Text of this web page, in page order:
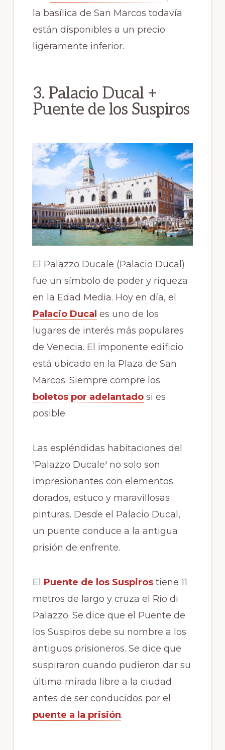
la basílica de San Marcos todavía
están disponibles a un precio
ligeramente inferior.
3. Palacio Ducal +
Puente de los Suspiros
El Palazzo Ducale (Palacio Ducal)
fue un símbolo de poder y riqueza
en la Edad Media. Hoy en día, el
Palacio Ducal es uno de los
lugares de interés más populares
de Venecia. El imponente edificio
está ubicado en la Plaza de San
Marcos. Siempre compre los
boletos por adelantadosi es
posible.
Las espléndidas habitaciones del
'Palazzo Ducale' no solo son
impresionantes con elementos
dorados, estuco y maravillosas
pinturas. Desde el Palacio Ducal,
un puente conduce a la antigua
prisión de enfrente.
El Puente de los Suspirostiene 11
metros de largo y cruza el Río di
Palazzo. Se dice que el Puente de
los Suspiros debe su nombre a los
antiguos prisioneros. Se dice que
suspiraron cuando pudieron dar su
última mirada libre a la ciudad
antes de ser conducidos por el
puente a la prisión.